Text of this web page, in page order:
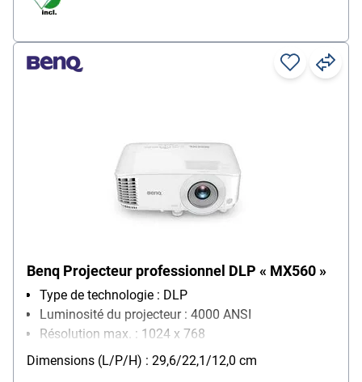
Benq Projecteur professionnel DLP « MX560 »
Type de technologie : DLP
Luminosité du projecteur : 4000 ANSI
Résolution max. : 1024 x 768
Particularités : 3D-Ready
réseau : Aucun réseau
Dimensions (L/P/H) : 29,6/22,1/12,0 cm